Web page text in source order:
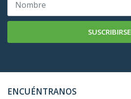
SUSCRIBIRSE
ENCUÉNTRANOS